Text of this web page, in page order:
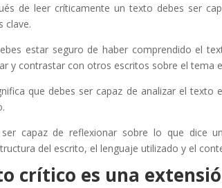
de leer críticamente un texto debes ser
clave.
estar seguro de haber comprendido el
y contrastar con otros escritos sobre el tema
que debes ser capaz de analizar el texto
capaz de reflexionar sobre lo que dice
del escrito, el lenguaje utilizado y el
crítico es una